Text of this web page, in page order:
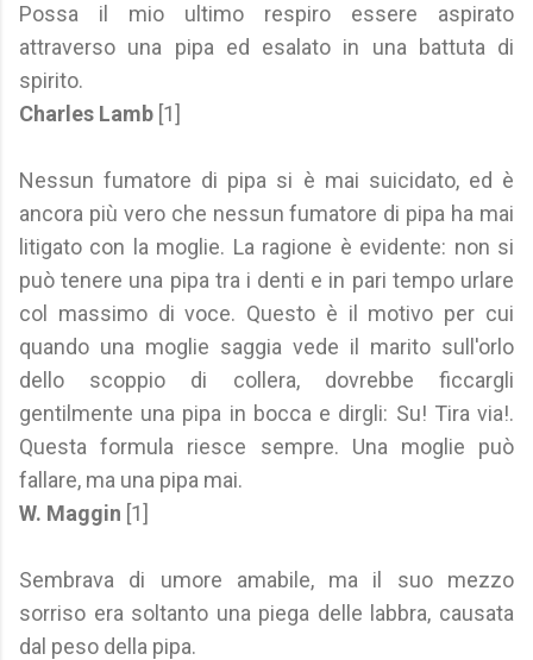
Possa il mio ultimo respiro essere aspirato
attraverso una pipa ed esalato in una battuta di
spirito.
Charles Lamb [1]
Nessun fumatore di pipa si è mai suicidato, ed è
ancora più vero che nessun fumatore di pipa ha mai
litigato con la moglie. La ragione è evidente: non si
può tenere una pipa tra i denti e in pari tempo urlare
col massimo di voce. Questo è il motivo per cui
quando una moglie saggia vede il marito sull'orlo
dello scoppio di collera, dovrebbe ficcargli
gentilmente una pipa in bocca e dirgli: Su! Tira via!.
Questa formula riesce sempre. Una moglie può
fallare, ma una pipa mai.
W. Maggin [1]
Sembrava di umore amabile, ma il suo mezzo
sorriso era soltanto una piega delle labbra, causata
dal peso della pipa.